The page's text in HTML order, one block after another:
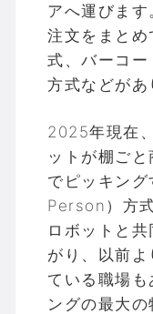
アへ運びま
注文をまと
式、バーコー
方式などがあ
2025年現在
ットが棚ご
でピッキン
Person）方
ロボットと
がり、以前
ている職場
ングの最大